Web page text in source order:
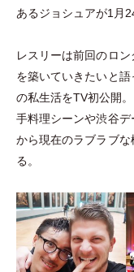
あるジョシュアが1月
レスリーは前回のロ
を築いていきたいと
の私生活をTV初公開。
手料理シーンや渋谷
から現在のラブラブ
る。